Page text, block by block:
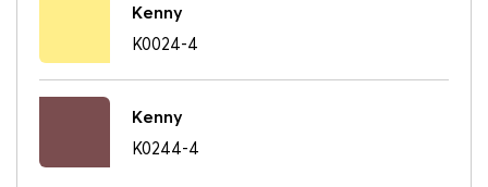
Kenny
K0024-4
Kenny
K0244-4